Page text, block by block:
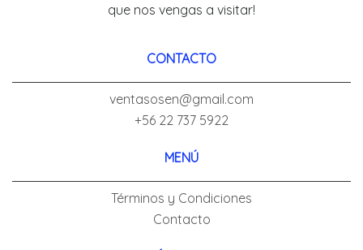
que nos vengas a visitar!
CONTACTO
ventasosen@gmail.com
+56 22 737 5922
MENÚ
Términos y Condiciones
Contacto